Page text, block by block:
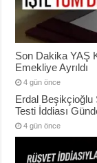
Son Dakika YAŞ
Emekliye Ayrıldı
4 gün önce
Erdal Beşikçioğlu
Testi İddiası
4 gün önce